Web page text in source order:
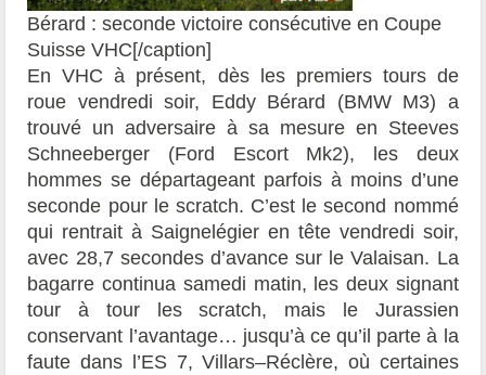
Bérard : seconde victoire consécutive en Coupe
Suisse VHC[/caption]
En VHC à présent, dès les premiers tours de
roue vendredi soir, Eddy Bérard (BMW M3) a
trouvé un adversaire à sa mesure en Steeves
Schneeberger (Ford Escort Mk2), les deux
hommes se départageant parfois à moins d’une
seconde pour le scratch. C’est le second nommé
qui rentrait à Saignelégier en tête vendredi soir,
avec 28,7 secondes d’avance sur le Valaisan. La
bagarre continua samedi matin, les deux signant
tour à tour les scratch, mais le Jurassien
conservant l’avantage… jusqu’à ce qu’il parte à la
faute dans l’ES 7, Villars–Réclère, où certaines